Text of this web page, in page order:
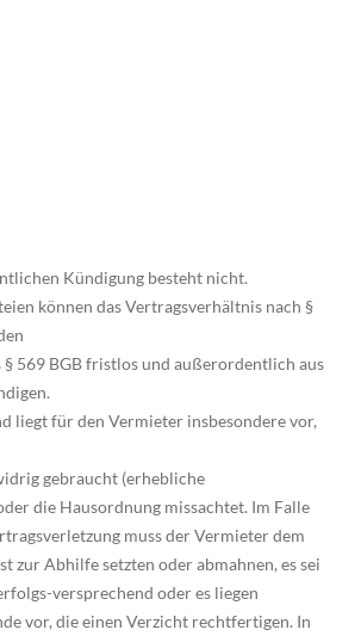
Kündigung besteht nicht.
können das Vertragsverhältnis nach §
§ 569 BGB fristlos und außerordentlich aus
liegt für den Vermieter insbesondere vor,
gebraucht (erhebliche
die Hausordnung missachtet. Im Falle
muss der Vermieter dem
zur Abhilfe setzten oder abmahnen, es sei
versprechend oder es liegen
vor, die einen Verzicht rechtfertigen. In